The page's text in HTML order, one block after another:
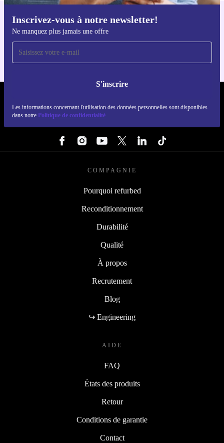
Inscrivez-vous à notre newsletter!
Ne manquez plus jamais une offre
S'inscrire
Les informations concernant l'utilisation des données personnelles sont disponibles
dans notre Politique de confidentialité
Téléchargez l'application refurbed
Pour iOS et Android
COMPAGNIE
Pourquoi refurbed
Reconditionnement
Durabilité
Qualité
À propos
Recrutement
Blog
↪ Engineering
AIDE
FAQ
États des produits
Retour
Conditions de garantie
Contact